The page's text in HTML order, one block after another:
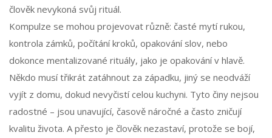
člověk nevykoná svůj rituál.
Kompulze se mohou projevovat různě: časté mytí rukou,
kontrola zámků, počítání kroků, opakování slov, nebo
dokonce mentalizované rituály, jako je opakování v hlavě.
Někdo musí třikrát zatáhnout za západku, jiný se neodváží
vyjít z domu, dokud nevyčistí celou kuchyni. Tyto činy nejsou
radostné – jsou unavující, časově náročné a často zničují
kvalitu života. A přesto je člověk nezastaví, protože se bojí,